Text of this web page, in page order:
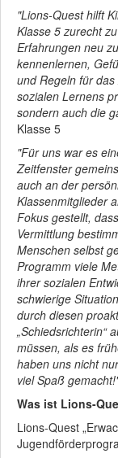
"Lions-Quest hilft
Klasse 5 zurecht
Erfahrungen neu
kennenlernen,
und Regeln für
sozialen Lernens
sondern auch die
Klasse 5
"Für uns war es
Zeitfenster
auch an der
Klassenmitglieder
Fokus gestellt,
Vermittlung
Menschen selbst
Programm viele
ihrer sozialen
schwierige
durch diesen
„Schiedsrichterin“
müssen, als es
haben uns nicht
viel Spaß
Was ist Lions-
Lions-Quest